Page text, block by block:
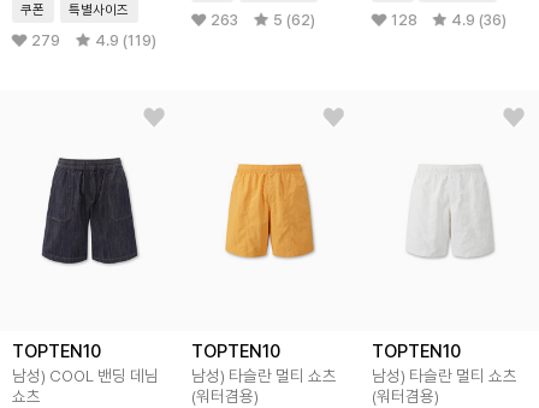
쿠폰 특별사이즈
279 4.9 (119)
263 5 (62) 128 4.9 (36)
TOPTEN10
남성) COOL 밴딩 데님
쇼츠
TOPTEN10
남성) 타슬란 멀티 쇼츠
(워터겸용)
TOPTEN10
남성) 타슬란 멀티 쇼츠
(워터겸용)